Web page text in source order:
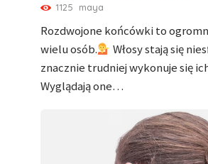
1125
maya
Rozdwojone końcówki to
wielu osób.
Włosy stają się
znacznie trudniej wykonuje się
Wyglądają one…